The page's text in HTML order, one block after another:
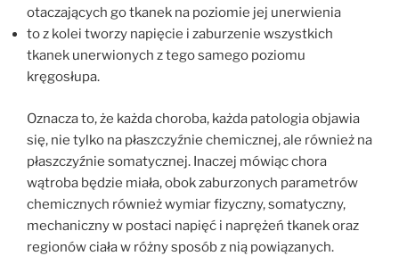
otaczających go tkanek na poziomie jej unerwienia
to z kolei tworzy napięcie i zaburzenie wszystkich
tkanek unerwionych z tego samego poziomu
kręgosłupa.
Oznacza to, że każda choroba, każda patologia objawia
się, nie tylko na płaszczyźnie chemicznej, ale również na
płaszczyźnie somatycznej. Inaczej mówiąc chora
wątroba będzie miała, obok zaburzonych parametrów
chemicznych również wymiar fizyczny, somatyczny,
mechaniczny w postaci napięć i naprężeń tkanek oraz
regionów ciała w różny sposób z nią powiązanych.